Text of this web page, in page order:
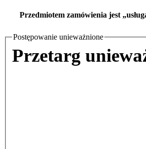
Przedmiotem zamówienia jest
Postępowanie unieważnione
Przetarg